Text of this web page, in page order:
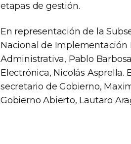
etapas de gestión.
En representación de la
Nacional de Implementación
Administrativa, Pablo
Electrónica, Nicolás Asprella.
secretario de Gobierno,
Gobierno Abierto, Lautaro